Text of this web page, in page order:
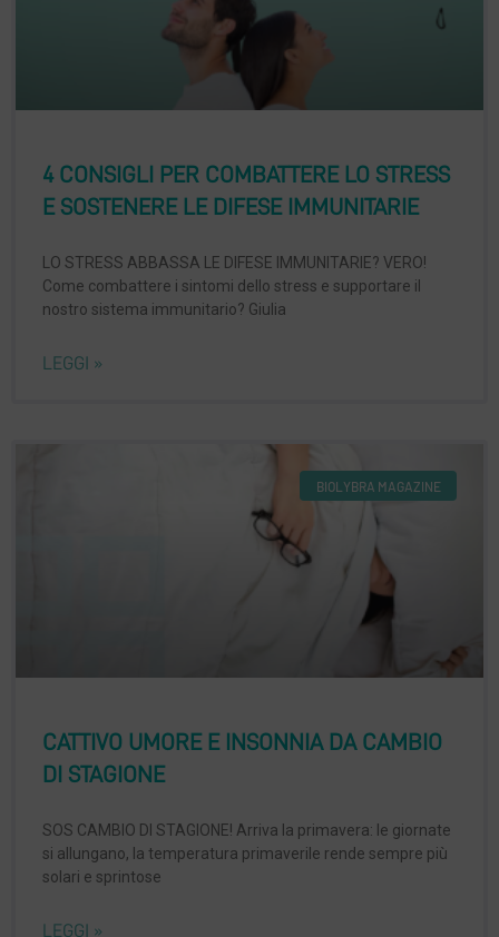
4 CONSIGLI PER COMBATTERE LO STRESS
E SOSTENERE LE DIFESE IMMUNITARIE
LO STRESS ABBASSA LE DIFESE IMMUNITARIE? VERO!
Come combattere i sintomi dello stress e supportare il
nostro sistema immunitario? Giulia
LEGGI »
BIOLYBRA MAGAZINE
CATTIVO UMORE E INSONNIA DA CAMBIO
DI STAGIONE
SOS CAMBIO DI STAGIONE! Arriva la primavera: le giornate
si allungano, la temperatura primaverile rende sempre più
solari e sprintose
LEGGI »